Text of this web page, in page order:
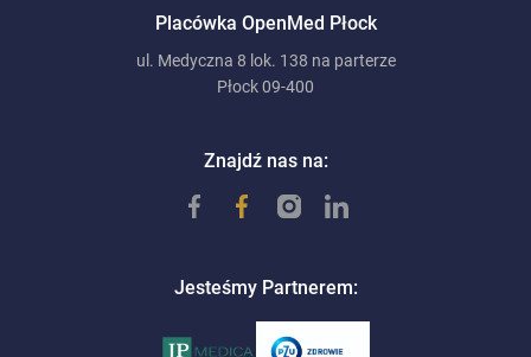
Placówka OpenMed Płock
ul. Medyczna 8 lok. 138 na parterze
Płock 09-400
Znajdź nas na:
Jesteśmy Partnerem: